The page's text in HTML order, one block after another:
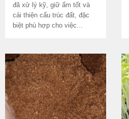
đã xử lý kỹ, giữ ẩm tốt và
cải thiện cấu trúc đất, đặc
biệt phù hợp cho việc...